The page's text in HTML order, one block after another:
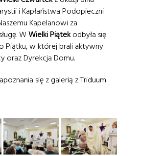
i Kapłaństwa Podopieczni
Kapelanowi za
WWielki Piątekodbyła się
Piątku, w której brali aktywny
oraz Dyrekcja Domu.
się z galerią z Triduum